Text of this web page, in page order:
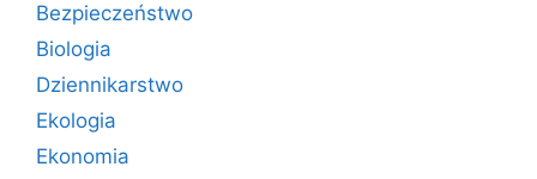
Bezpieczeństwo
Biologia
Dziennikarstwo
Ekologia
Ekonomia